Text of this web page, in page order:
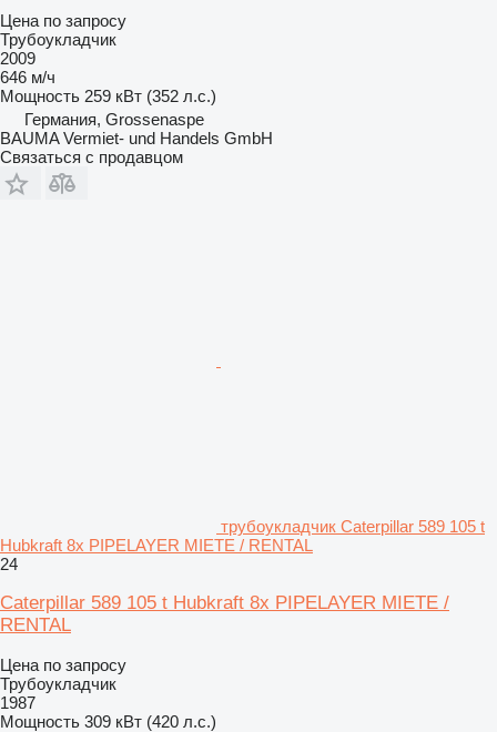
Цена по запросу
Трубоукладчик
2009
646 м/ч
Мощность 259 кВт (352 л.с.)
Германия, Grossenaspe
BAUMA Vermiet- und Handels GmbH
Связаться с продавцом
трубоукладчик Caterpillar 589 105 t
Hubkraft 8x PIPELAYER MIETE / RENTAL
24
Caterpillar 589 105 t Hubkraft 8x PIPELAYER MIETE /
RENTAL
Цена по запросу
Трубоукладчик
1987
Мощность 309 кВт (420 л.с.)